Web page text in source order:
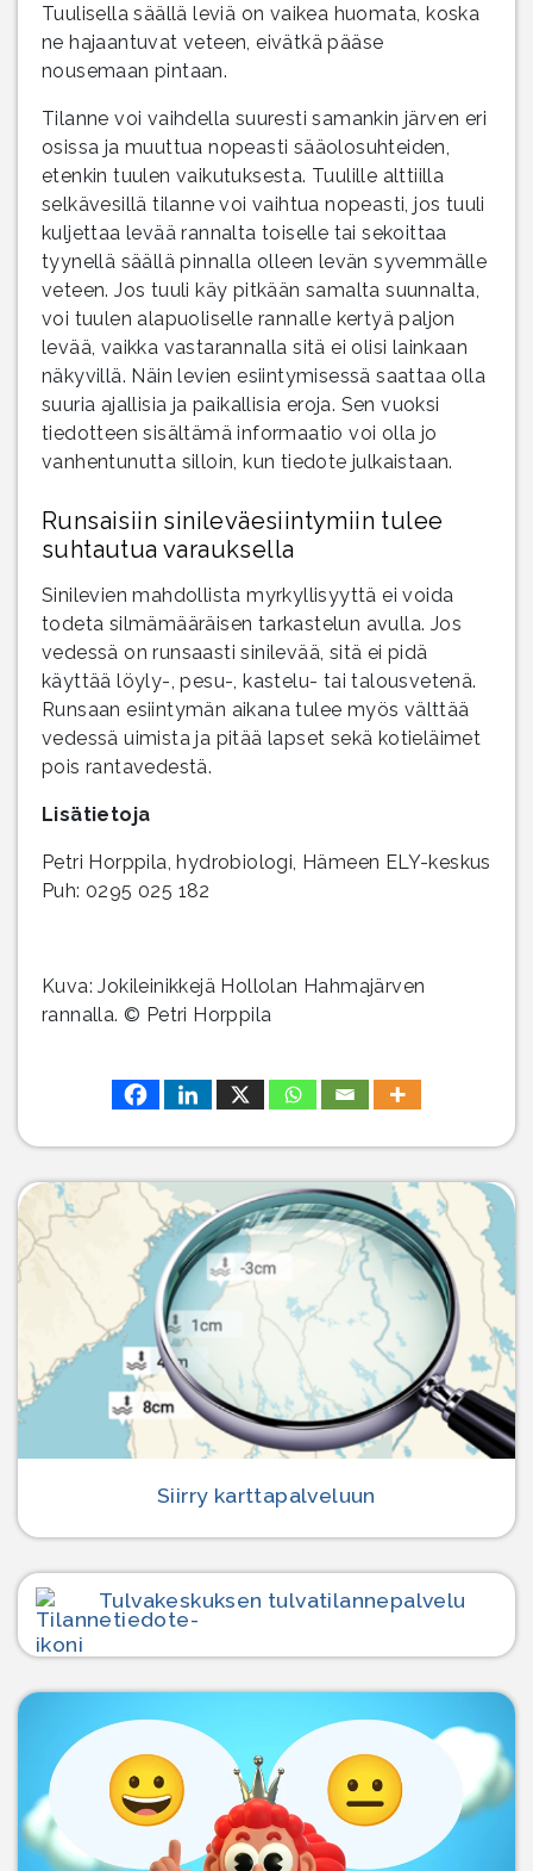
Tuulisella säällä leviä on vaikea huomata, koska
ne hajaantuvat veteen, eivätkä pääse
nousemaan pintaan.
Tilanne voi vaihdella suuresti samankin järven eri
osissa ja muuttua nopeasti sääolosuhteiden,
etenkin tuulen vaikutuksesta. Tuulille alttiilla
selkävesillä tilanne voi vaihtua nopeasti, jos tuuli
kuljettaa levää rannalta toiselle tai sekoittaa
tyynellä säällä pinnalla olleen levän syvemmälle
veteen. Jos tuuli käy pitkään samalta suunnalta,
voi tuulen alapuoliselle rannalle kertyä paljon
levää, vaikka vastarannalla sitä ei olisi lainkaan
näkyvillä. Näin levien esiintymisessä saattaa olla
suuria ajallisia ja paikallisia eroja. Sen vuoksi
tiedotteen sisältämä informaatio voi olla jo
vanhentunutta silloin, kun tiedote julkaistaan.
Runsaisiin sinileväesiintymiin tulee
suhtautua varauksella
Sinilevien mahdollista myrkyllisyyttä ei voida
todeta silmämääräisen tarkastelun avulla. Jos
vedessä on runsaasti sinilevää, sitä ei pidä
käyttää löyly-, pesu-, kastelu- tai talousvetenä.
Runsaan esiintymän aikana tulee myös välttää
vedessä uimista ja pitää lapset sekä kotieläimet
pois rantavedestä.
Lisätietoja
Petri Horppila, hydrobiologi, Hämeen ELY-keskus
Puh: 0295 025 182
Kuva: Jokileinikkejä Hollolan Hahmajärven
rannalla. © Petri Horppila
Siirry karttapalveluun
Tulvakeskuksen tulvatilanne­palvelu